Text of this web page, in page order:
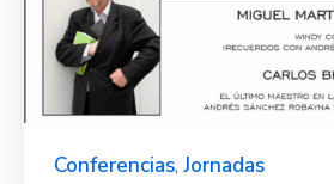
Conferencias, Jornadas